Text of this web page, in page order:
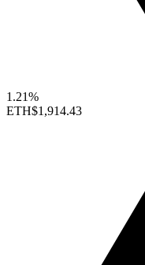
1.21%
ETH$1,914.43